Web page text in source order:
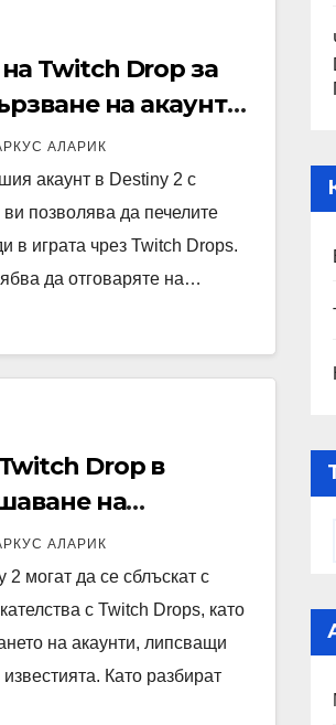
Twitch Drop за
на акаунти,
допустимост,
АЛАРИК
акаунт в Destiny 2 с
позволява да печелите
в играта чрез Twitch Drops.
да отговаряте на…
Drop в
на
грешки,
АЛАРИК
2 могат да се сблъскат с
с Twitch Drops, като
на акаунти, липсващи
Като разбират